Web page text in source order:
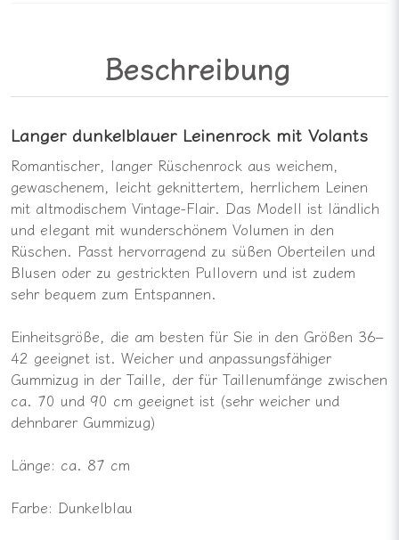
Beschreibung
Langer dunkelblauer Leinenrock mit Volants
Romantischer, langer Rüschenrock aus weichem,
gewaschenem, leicht geknittertem, herrlichem Leinen
mit altmodischem Vintage-Flair. Das Modell ist ländlich
und elegant mit wunderschönem Volumen in den
Rüschen. Passt hervorragend zu süßen Oberteilen und
Blusen oder zu gestrickten Pullovern und ist zudem
sehr bequem zum Entspannen.
Einheitsgröße, die am besten für Sie in den Größen 36–
42 geeignet ist. Weicher und anpassungsfähiger
Gummizug in der Taille, der für Taillenumfänge zwischen
ca. 70 und 90 cm geeignet ist (sehr weicher und
dehnbarer Gummizug)
Länge: ca. 87 cm
Farbe: Dunkelblau